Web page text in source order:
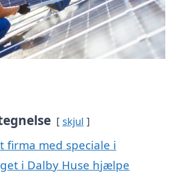
skjul
firma med speciale i
i Dalby Huse hjælpe